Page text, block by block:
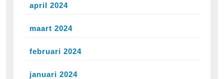
april 2024
maart 2024
februari 2024
januari 2024